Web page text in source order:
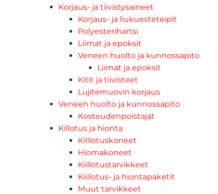
Korjaus- ja tiivistysaineet
Korjaus- ja liukuesteteipit
Polyesterihartsi
Liimat ja epoksit
Veneen huolto ja kunnossapito
Liimat ja epoksit
Kitit ja tiivisteet
Lujitemuovin korjaus
Veneen huolto ja kunnossapito
Kosteudenpoistajat
Killotus ja hionta
Kiillotuskoneet
Hiomakoneet
Kiillotustarvikkeet
Kiillotus- ja hiontapaketit
Muut tarvikkeet